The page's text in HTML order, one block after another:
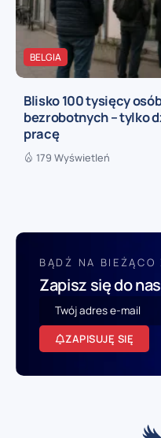
BELGIA
Blisko 100 tysięcy
bezrobotnych – tylko
pracę
179 Wyświetleń
BĄDŹ NA
Zapisz się do
ZAPISUJĘ SIĘ